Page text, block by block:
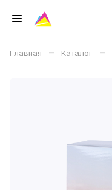
Главная – Каталог –